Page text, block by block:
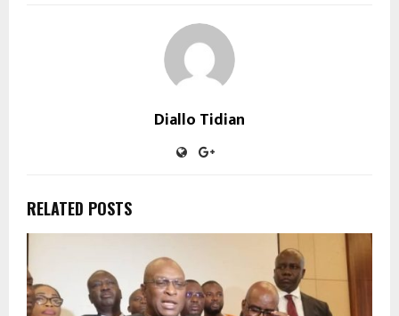
Diallo Tidian
RELATED POSTS